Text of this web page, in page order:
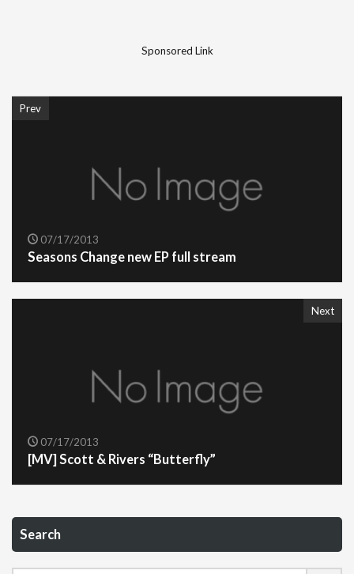
Sponsored Link
Prev
07/17/2013
Seasons Change new EP full stream
Next
07/17/2013
[MV] Scott & Rivers “Butterfly”
Search